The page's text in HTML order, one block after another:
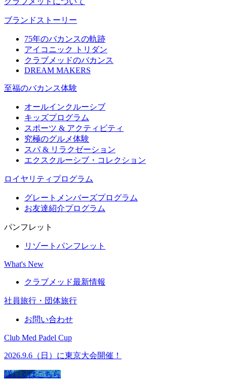
ブランドストーリー
75年のバカンスの軌跡
アイコニック トリダン
クラブメッドのバカンス
DREAM MAKERS
至福のバカンス体験
オールインクルーシブ
キッズプログラム
スポーツ & アクティビティ​
究極のグルメ体験
スパ & リラクゼーション
エクスクルーシブ・コレクション
ロイヤリティプログラム
グレートメンバーズプログラム
お友達紹介プログラム
パンフレット
リゾートパンフレット
What's New
クラブメッド最新情報
社員旅行・団体旅行
お問い合わせ
Club Med Padel Cup
2026.9.6（日）に東京大会開催！
詳しくはこちら